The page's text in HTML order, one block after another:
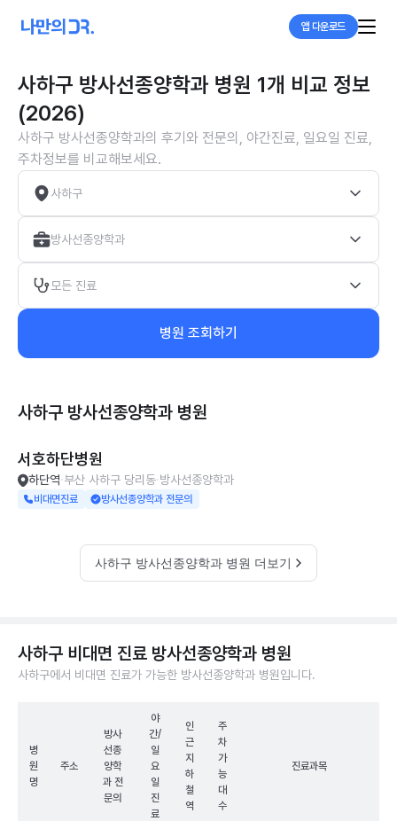
앱 다운로드
사하구 방사선종양학과 병원 1개 비교 정보
(2026)
사하구 방사선종양학과의 후기와 전문의, 야간진료, 일요일 진료,
주차정보를 비교해보세요.
사하구
방사선종양학과
모든 진료
병원 조회하기
사하구 방사선종양학과 병원
서호하단병원
하단역 부산 사하구 당리동 방사선종양학과
비대면진료 방사선종양학과 전문의
사하구 방사선종양학과 병원 더보기
사하구 비대면 진료 방사선종양학과 병원
사하구에서 비대면 진료가 가능한 방사선종양학과 병원입니다.
병
원
명
주소
방사
선종
양학
과 전
문의
야
간/
일
요
일
진
료
인
근
지
하
철
역
주
차
가
능
대
수
진료과목